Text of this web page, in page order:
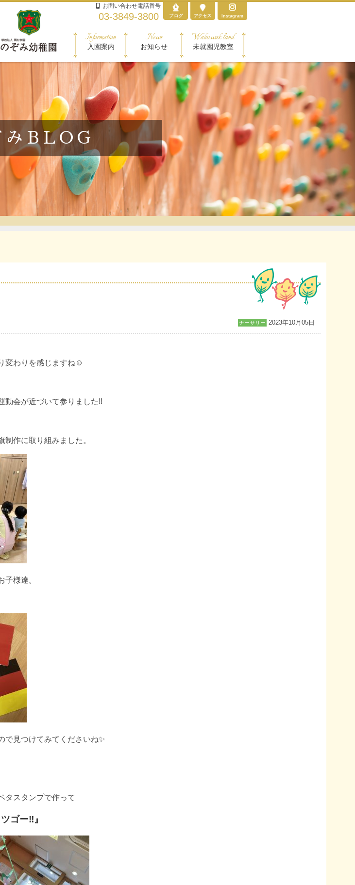
Instagram
お問い合わせ電話番号
03-3849-3800
Information
入園案内
News
お知らせ
Wakuwak land
未就園児教室
みBLOG
ナーサリー 2023年10月05日
変わりを感じますね☺️
動会が近づいて参りました‼️
作に取り組みました。
子様達。
で見つけてみてくださいね✨
タスタンプで作って
ー‼️』